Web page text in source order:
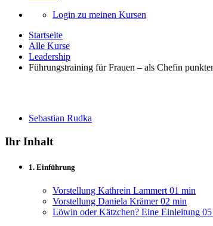
Login zu meinen Kursen
Startseite
Alle Kurse
Leadership
Führungstraining für Frauen – als Chefin
Sebastian Rudka
Ihr Inhalt
1. Einführung
Vorstellung Kathrein Lammert 01 min
Vorstellung Daniela Krämer 02 min
Löwin oder Kätzchen? Eine Einleitung